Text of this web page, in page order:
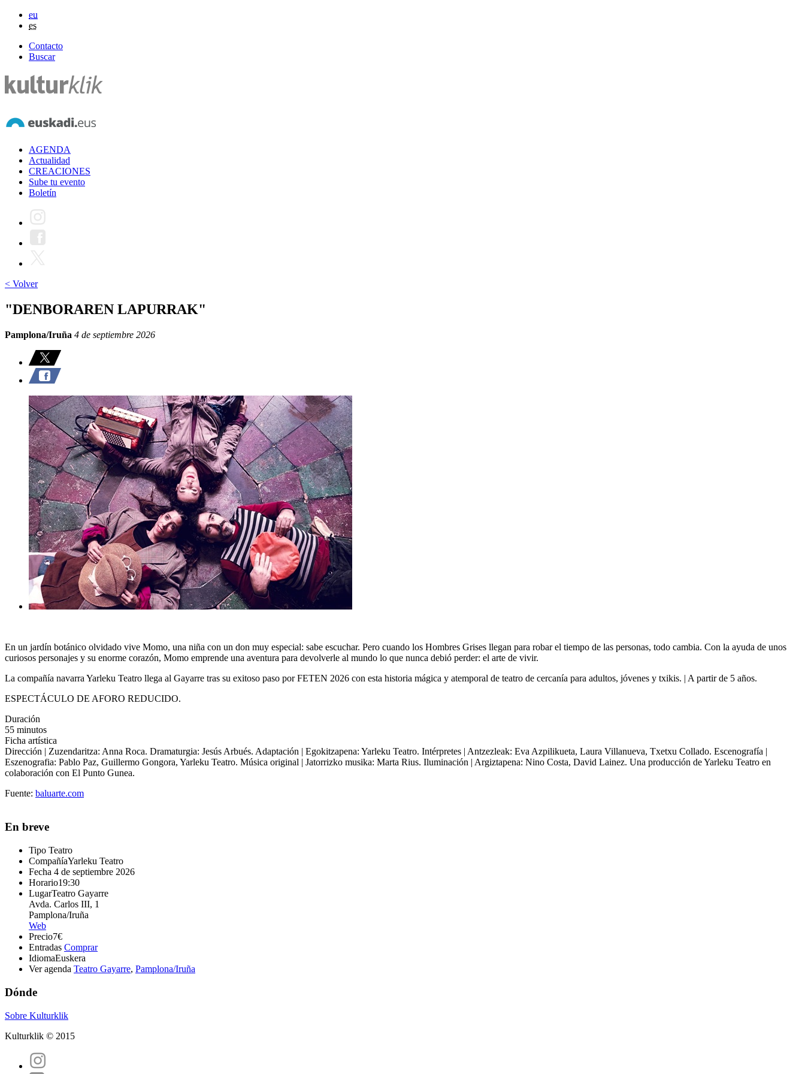
eu
es
Contacto
Buscar
AGENDA
Actualidad
CREACIONES
Sube tu evento
Boletín
< Volver
"DENBORAREN LAPURRAK"
Pamplona/Iruña 4 de septiembre 2026
En un jardín botánico olvidado vive Momo, una niña con un don muy especial: sabe escuchar. Pero cuando los Hombres Grises llegan para robar el tiempo de las personas, todo cambia. Con la ayuda de unos
curiosos personajes y su enorme corazón, Momo emprende una aventura para devolverle al mundo lo que nunca debió perder: el arte de vivir.
La compañía navarra Yarleku Teatro llega al Gayarre tras su exitoso paso por FETEN 2026 con esta historia mágica y atemporal de teatro de cercanía para adultos, jóvenes y txikis. | A partir de 5 años.
ESPECTÁCULO DE AFORO REDUCIDO.
Duración
55 minutos
Ficha artística
Dirección | Zuzendaritza: Anna Roca. Dramaturgia: Jesús Arbués. Adaptación | Egokitzapena: Yarleku Teatro. Intérpretes | Antzezleak: Eva Azpilikueta, Laura Villanueva, Txetxu Collado. Escenografía |
Eszenografia: Pablo Paz, Guillermo Gongora, Yarleku Teatro. Música original | Jatorrizko musika: Marta Rius. Iluminación | Argiztapena: Nino Costa, David Lainez. Una producción de Yarleku Teatro en
colaboración con El Punto Gunea.
Fuente: baluarte.com
En breve
Tipo Teatro
CompañíaYarleku Teatro
Fecha 4 de septiembre 2026
Horario19:30
LugarTeatro Gayarre
Avda. Carlos III, 1
Pamplona/Iruña
Web
Precio7€
Entradas Comprar
IdiomaEuskera
Ver agenda Teatro Gayarre, Pamplona/Iruña
Dónde
Sobre Kulturklik
Kulturklik © 2015